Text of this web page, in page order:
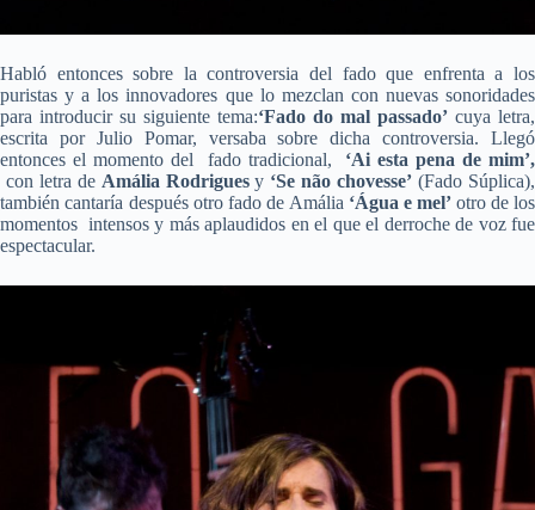
Habló entonces sobre la controversia del fado que enfrenta a los
puristas y a los innovadores que lo mezclan con nuevas sonoridades
para introducir su siguiente tema:‘Fado do mal passado’ cuya letra,
escrita por Julio Pomar, versaba sobre dicha controversia. Llegó
entonces el momento del fado tradicional, ‘Ai esta pena de mim’,
con letra de Amália Rodriguesy ‘Se não chovesse’ (Fado Súplica),
también cantaría después otro fado de Amália ‘Água e mel’ otro de los
momentos intensos y más aplaudidos en el que el derroche de voz fue
espectacular.